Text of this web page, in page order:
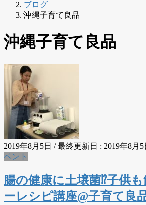
ブログ
沖縄子育て良品
沖縄子育て良品
2019年8月5日 / 最終更新日 : 2019年8月5
ベント
腸の健康に土壌菌⁉︎子供
ーレシピ講座@子育て良